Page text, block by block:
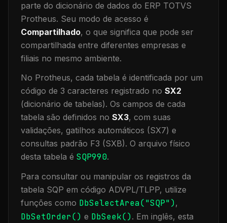
parte do dicionário de dados do ERP TOTVS
Protheus. Seu modo de acesso é
Compartilhado, o que significa que pode ser
compartilhada entre diferentes empresas e
filiais no mesmo ambiente.
No Protheus, cada tabela é identificada por um
código de 3 caracteres registrado no SX2
(dicionário de tabelas). Os campos de cada
tabela são definidos no SX3, com suas
validações, gatilhos automáticos (SX7) e
consultas padrão F3 (SXB). O arquivo físico
desta tabela é SQP990.
Para consultar ou manipular os registros da
tabela SQP em código ADVPL/TLPP, utilize
funções como DbSelectArea("SQP"),
DbSetOrder() e DbSeek(). Em inglês, esta